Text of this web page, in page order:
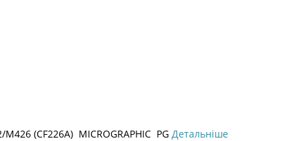
(СF226A) MICROGRAPHIC PG Детальніше